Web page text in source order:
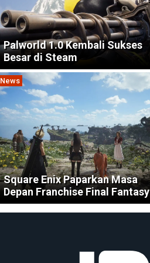
Palworld 1.0 Kembali Sukses
Besar di Steam
News
Square Enix Paparkan Masa
Depan Franchise Final Fantasy